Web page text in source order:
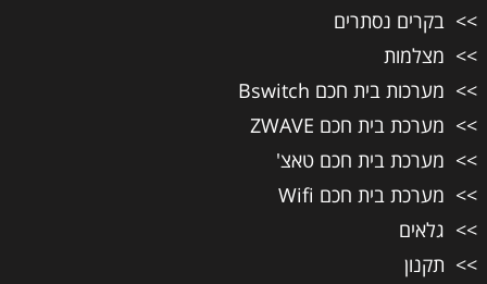
בקרים נסתרים
מצלמות
מערכות בית חכם Bswitch
מערכת בית חכם ZWAVE
מערכת בית חכם טאצ'
מערכת בית חכם Wifi
גלאים
תקנון